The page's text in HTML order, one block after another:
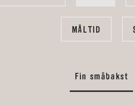
MÅLTID
Fin småbakst